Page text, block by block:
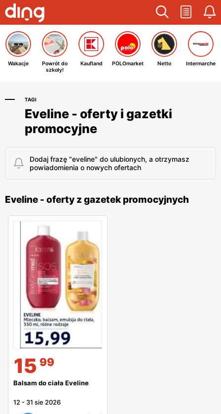
Wakacje
Powrót do
szkoły!
Kaufland POLOmarket Netto Intermarche
TAGI
Eveline - oferty i gazetki
promocyjne
Dodaj frazę "eveline" do ulubionych, a otrzymasz
powiadomienia o nowych ofertach
Eveline - oferty z gazetek promocyjnych
15 99
Balsam do ciała Eveline
12 - 31 sie 2026